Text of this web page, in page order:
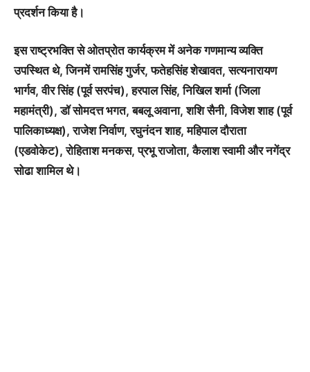
प्रदर्शन किया है।
इस राष्ट्रभक्ति से ओतप्रोत कार्यक्रम में अनेक गणमान्य व्यक्ति
उपस्थित थे, जिनमें रामसिंह गुर्जर, फतेहसिंह शेखावत, सत्यनारायण
भार्गव, वीर सिंह (पूर्व सरपंच), हरपाल सिंह, निखिल शर्मा (जिला
महामंत्री), डॉ सोमदत्त भगत, बबलू अवाना, शशि सैनी, विजेश शाह (पूर्व
पालिकाध्यक्ष), राजेश निर्वाण, रघुनंदन शाह, महिपाल दौराता
(एडवोकेट), रोहिताश मनकस, प्रभू राजोता, कैलाश स्वामी और नगेंद्र
सोढा शामिल थे।